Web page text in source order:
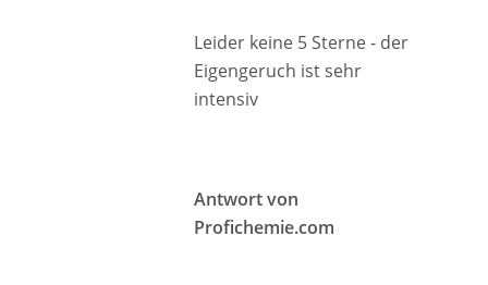
Leider keine 5 Sterne - der
Eigengeruch ist sehr
intensiv
Antwort von
Profichemie.com